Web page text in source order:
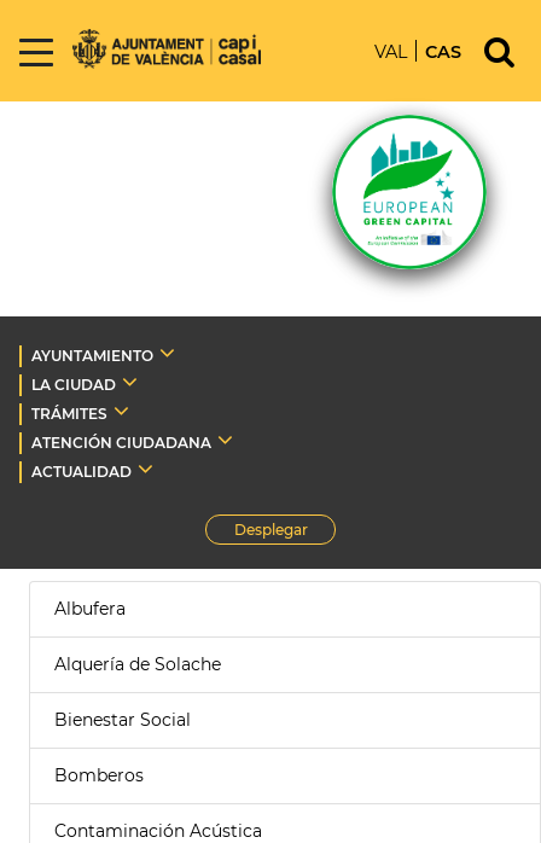
VAL CAS
AYUNTAMIENTO
LA CIUDAD
TRÁMITES
ATENCIÓN CIUDADANA
ACTUALIDAD
Desplegar
Albufera
Alquería de Solache
Bienestar Social
Bomberos
Contaminación Acústica